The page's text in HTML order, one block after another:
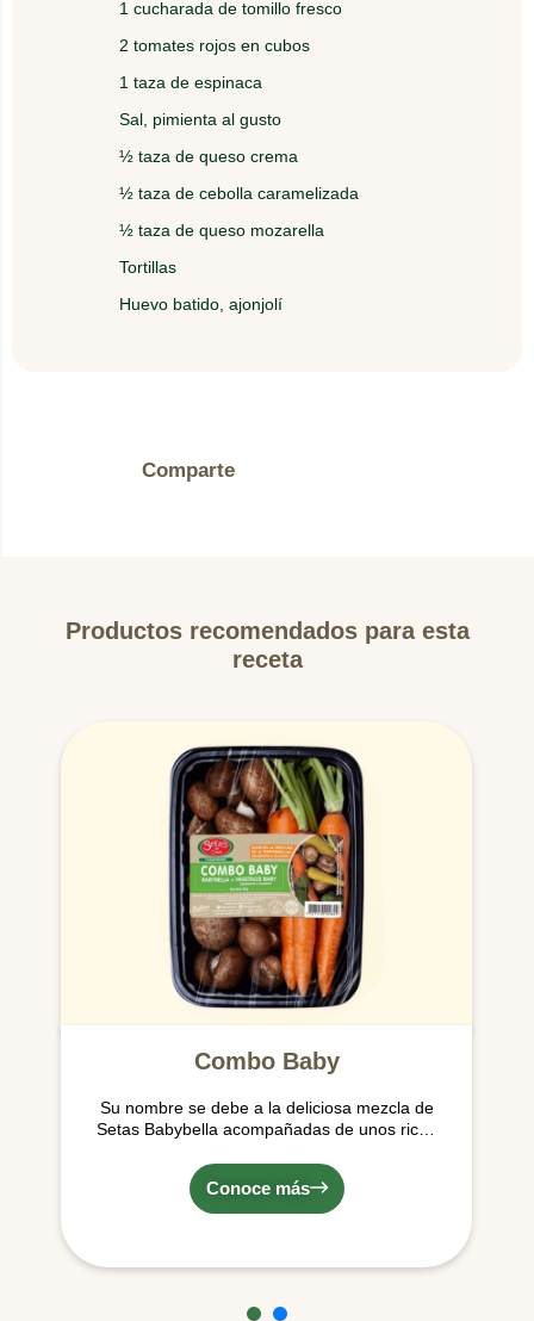
1 cucharada de tomillo fresco
2 tomates rojos en cubos
1 taza de espinaca
Sal, pimienta al gusto
½ taza de queso crema
½ taza de cebolla caramelizada
½ taza de queso mozarella
Tortillas
Huevo batido, ajonjolí
el ajonjolí y hornea por 15 minutos a 180 grados.
Comparte
Productos recomendados para esta
receta
Combo Baby
Su nombre se debe a la deliciosa mezcla de
Setas Babybella acompañadas de unos ricos
cuales pueden variar entre zanahorias de
colores naranja o amarillo o Zucchini), ideales
para hacer tus preparaciones más deliciosas.
Conoce más